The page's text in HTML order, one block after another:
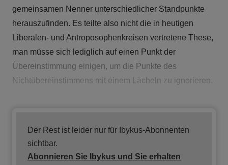
gemeinsamen Nenner unterschiedlicher Standpunkte
herauszufinden. Es teilte also nicht die in heutigen
Liberalen- und Antroposophenkreisen vertretene These,
man müsse sich lediglich auf einen Punkt der
Übereinstimmung einigen, um die Punkte des
Nichtübereinstimmens mit einem Lächeln zu ignorieren.
Der Rest ist leider nur für Ibykus-Abonnenten
sichtbar.
Abonnieren Sie Ibykus und Sie erhalten